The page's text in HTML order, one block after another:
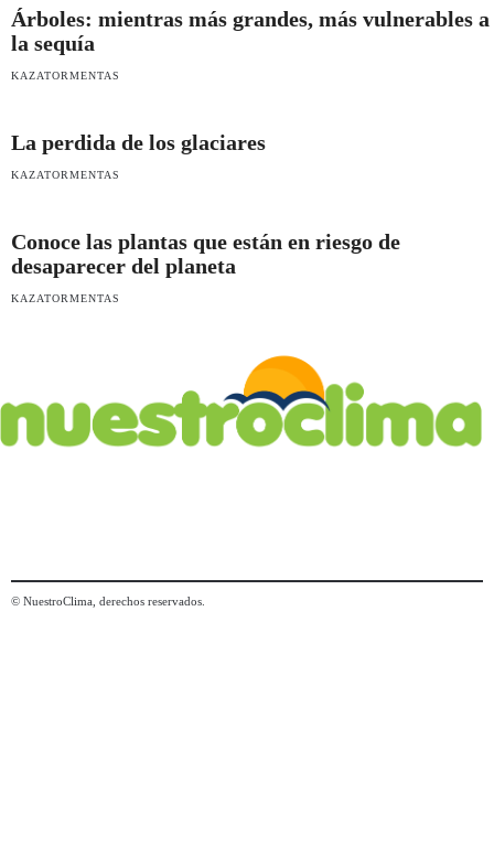
Árboles: mientras más grandes, más vulnerables a
la sequía
KAZATORMENTAS
La perdida de los glaciares
KAZATORMENTAS
Conoce las plantas que están en riesgo de
desaparecer del planeta
KAZATORMENTAS
© NuestroClima, derechos reservados.